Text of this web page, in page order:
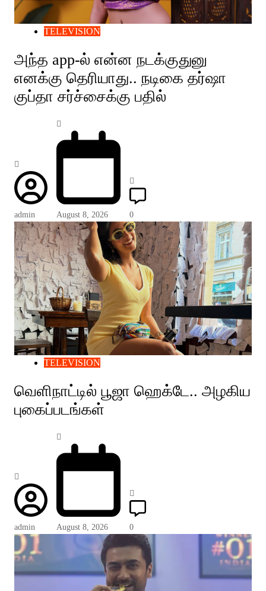
TELEVISION
அந்த app-ல் என்ன நடக்குதுனு
எனக்கு தெரியாது.. நடிகை தர்ஷா
குப்தா சர்ச்சைக்கு பதில்
admin August 8, 2026 0
TELEVISION
வெளிநாட்டில் பூஜா ஹெக்டே.. அழகிய
புகைப்படங்கள்
admin August 8, 2026 0